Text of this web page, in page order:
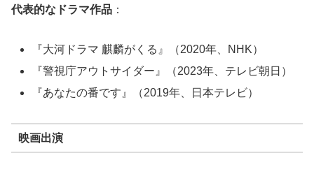
代表的なドラマ作品 ：
『大河ドラマ 麒麟がくる』（2020年、NHK）
『警視庁アウトサイダー』（2023年、テレビ朝日）
『あなたの番です』（2019年、日本テレビ）
映画出演